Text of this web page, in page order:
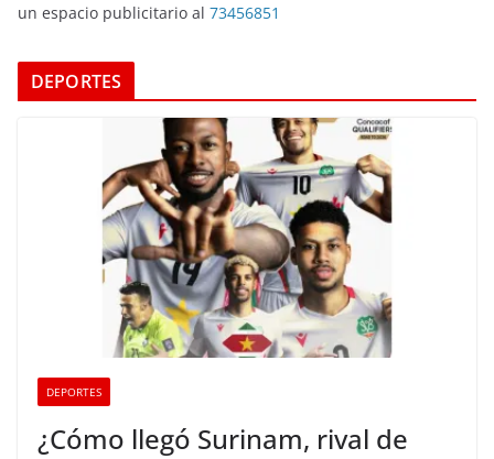
un espacio publicitario al 73456851
DEPORTES
DEPORTES
¿Cómo llegó Surinam, rival de